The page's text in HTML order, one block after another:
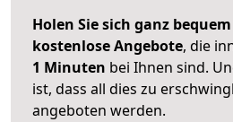
Holen Sie sich ganz
kostenlose Angebote, die
1 Minuten bei Ihnen sind.
ist, dass all dies zu
angeboten werden.